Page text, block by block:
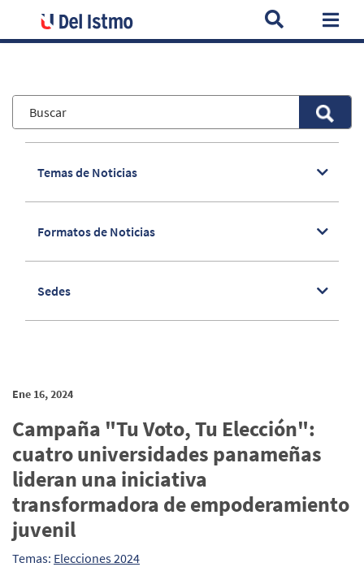
Home Noticias Campaña "Tu Voto, Tu Elección": cuatro
Temas de Noticias
Formatos de Noticias
Sedes
Ene 16, 2024
Campaña "Tu Voto, Tu Elección":
cuatro universidades panameñas
lideran una iniciativa
transformadora de empoderamiento
juvenil
Temas: Elecciones 2024